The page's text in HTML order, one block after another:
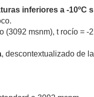
inferiores a -
(3092 msnm), t rocío = -
, descontextualizado de